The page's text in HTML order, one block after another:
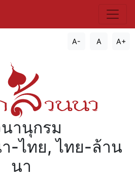
A- A A+
านุกรม
-ไทย, ไทย-ล้าน
นา